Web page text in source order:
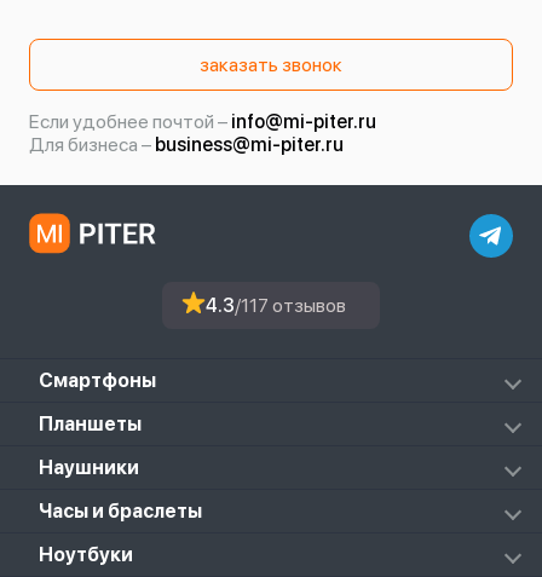
заказать звонок
Если удобнее почтой – info@mi-piter.ru
Для бизнеса – business@mi-piter.ru
4.3/117 отзывов
Смартфоны
Redmi
Mi
Black Shark
Планшеты
Mi Pad 6S Pro
Mi Pad 7 Pro
Redmi Pad 2
Наушники
Mi FlipBuds Pro
Redmi Buds 3 Lite
Часы и браслеты
Xiaomi Watch
Ноутбуки